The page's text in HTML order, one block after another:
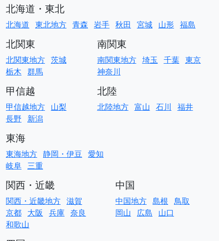
北海道・東北
北海道 東北地方 青森 岩手 秋田 宮城 山形 福島
北関東
北関東地方 茨城
栃木 群馬
南関東
南関東地方 埼玉 千葉 東京
神奈川
甲信越
甲信越地方 山梨
長野
新潟
北陸
北陸地方 富山 石川 福井
東海
東海地方 静岡・伊豆 愛知
岐阜 三重
関西・近畿
関西・近畿地方 滋賀
京都 大阪 兵庫 奈良
和歌山
中国
中国地方 島根 鳥取
岡山
広島 山口